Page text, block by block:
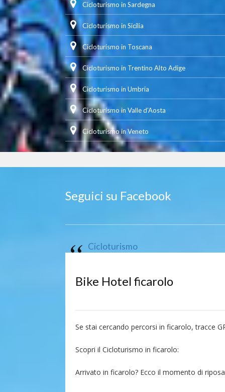
Cicloturismo in Sardegna
Cicloturismo in Sicilia
Cicloturismo in Toscana
Cicloturismo in Trentino Alto Adige
Cicloturismo in Umbria
Cicloturismo in Valle d'Aosta
Cicloturismo in Veneto
Seguici su Facebook
Cicloturismo
Bike Hotel ficarolo
Se stai cercando percorsi in ficarolo, tracce
Scopri il Cicloturismo in ficarolo:
Arrivato in ficarolo? Ecco il momento di